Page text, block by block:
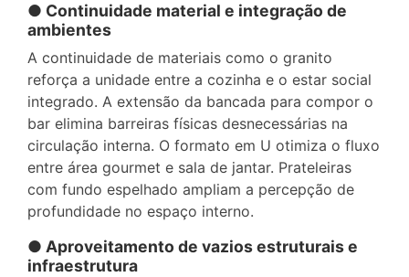
● Continuidade material e integração de
ambientes
A continuidade de materiais como o granito
reforça a unidade entre a cozinha e o estar social
integrado. A extensão da bancada para compor o
bar elimina barreiras físicas desnecessárias na
circulação interna. O formato em U otimiza o fluxo
entre área gourmet e sala de jantar. Prateleiras
com fundo espelhado ampliam a percepção de
profundidade no espaço interno.
● Aproveitamento de vazios estruturais e
infraestrutura